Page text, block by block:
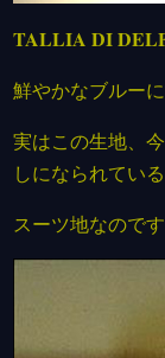
TALLIA DI
鮮やかなブルー
実はこの生地、
しになられている
スーツ地なのです